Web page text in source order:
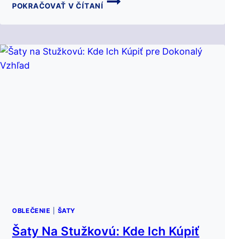
POKRAČOVAŤ V ČÍTANÍ
NA
ŠATY:
ZABRAŤ
POTENIU
OBLEČENIE ŠATY
Šaty Na Stužkovú: Kde Ich Kúpiť